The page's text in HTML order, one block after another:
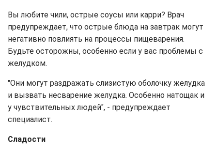
Вы любите чили, острые соусы или карри? Врач
предупреждает, что острые блюда на завтрак могут
негативно повлиять на процессы пищеварения.
Будьте осторожны, особенно если у вас проблемы с
желудком.
"Они могут раздражать слизистую оболочку желудка
и вызвать несварение желудка. Особенно натощак и
у чувствительных людей", - предупреждает
специалист.
Сладости